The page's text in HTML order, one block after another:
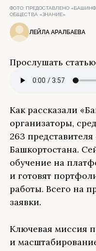
ФОТО: ПРЕДОСТАВЛЕНО
ОБЩЕСТВА «ЗНАНИЕ»
ЛЕЙЛА АРАЛБАЕВА
Прослушать
Как рассказали
организаторы,
263
Башкортостана.
обучение на
и готовят
работы. Всего на
заявки.
Ключевая миссия
и